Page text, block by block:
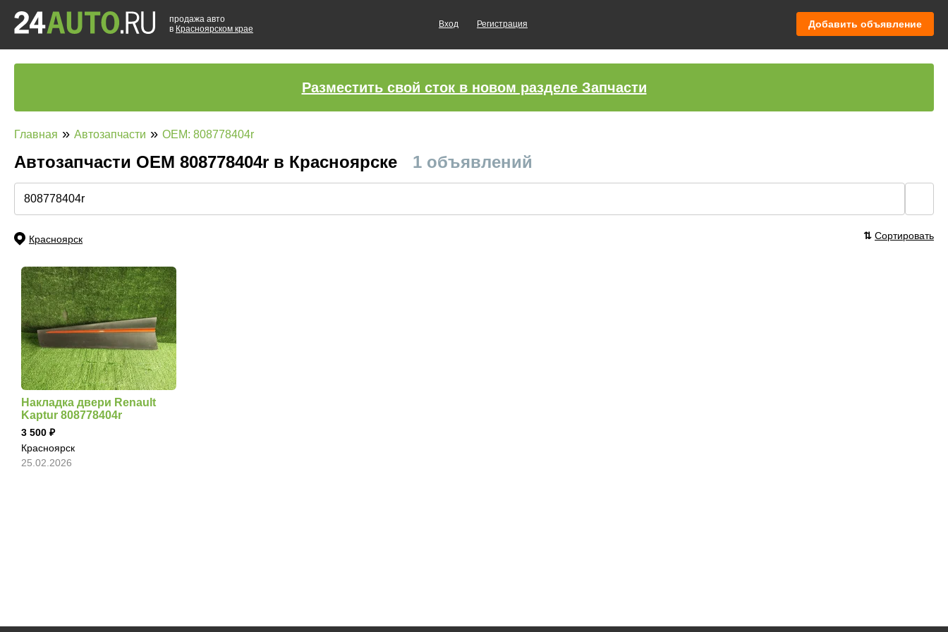
продажа авто
в Красноярском крае
Вход Регистрация Добавить объявление
Разместить свой сток в новом разделе Запчасти
Главная » Автозапчасти » OEM: 808778404r
Автозапчасти ОЕМ 808778404r в Красноярске 1 объявлений
Красноярск ⇅ Сортировать
Накладка двери Renault
Kaptur 808778404r
3 500
Красноярск
25.02.2026